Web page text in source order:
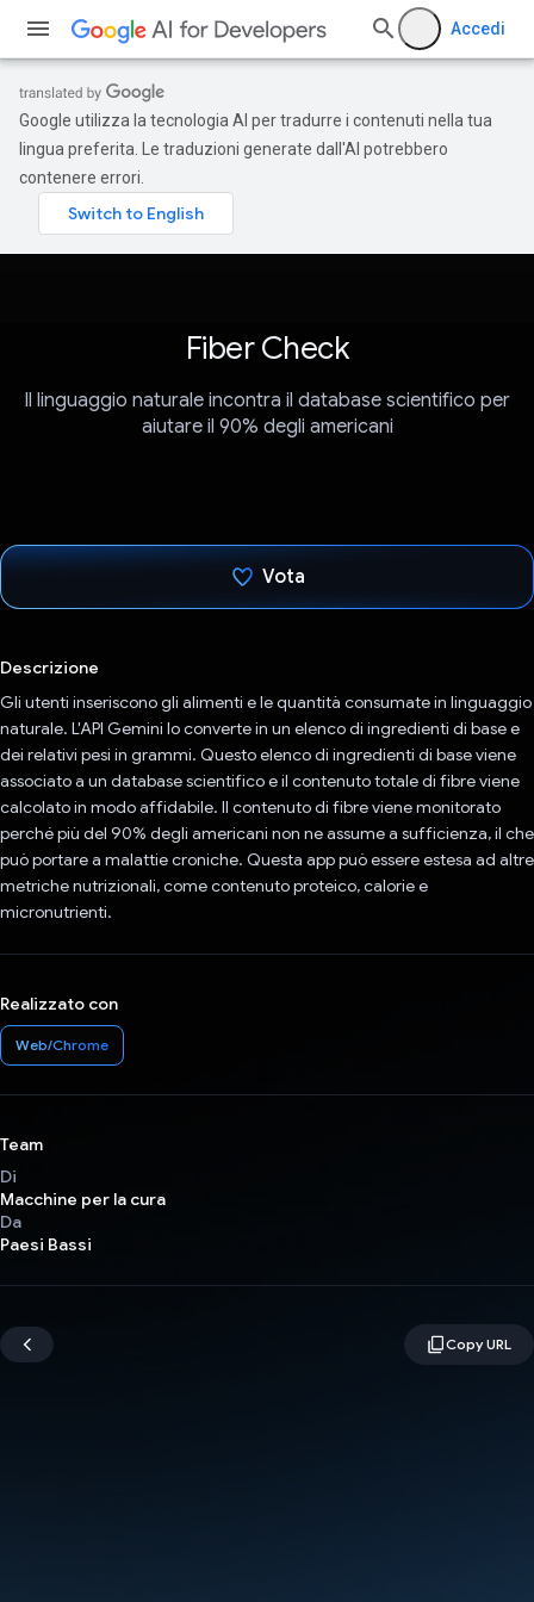
Accedi
Google utilizza la tecnologia AI per tradurre i contenuti nella tua
lingua preferita. Le traduzioni generate dall'AI potrebbero
contenere errori.
Fiber Check
Il linguaggio naturale incontra il database scientifico per
aiutare il 90% degli americani
Vota
Descrizione
Gli utenti inseriscono gli alimenti e le quantità consumate in linguaggio
naturale. L'API Gemini lo converte in un elenco di ingredienti di base e
dei relativi pesi in grammi. Questo elenco di ingredienti di base viene
associato a un database scientifico e il contenuto totale di fibre viene
calcolato in modo affidabile. Il contenuto di fibre viene monitorato
perché più del 90% degli americani non ne assume a sufficienza, il che
può portare a malattie croniche. Questa app può essere estesa ad altre
metriche nutrizionali, come contenuto proteico, calorie e
micronutrienti.
Realizzato con
Web/Chrome
Team
Di
Macchine per la cura
Da
Paesi Bassi